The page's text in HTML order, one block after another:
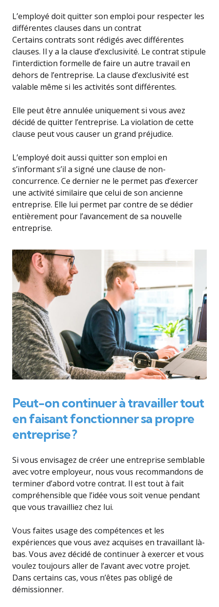
L’employé doit quitter son emploi pour respecter les
différentes clauses dans un contrat
Certains contrats sont rédigés avec différentes
clauses. Il y a la clause d’exclusivité. Le contrat stipule
l’interdiction formelle de faire un autre travail en
dehors de l’entreprise. La clause d’exclusivité est
valable même si les activités sont différentes.
Elle peut être annulée uniquement si vous avez
décidé de quitter l’entreprise. La violation de cette
clause peut vous causer un grand préjudice.
L’employé doit aussi quitter son emploi en
s’informant s’il a signé une clause de non-
concurrence. Ce dernier ne le permet pas d’exercer
une activité similaire que celui de son ancienne
entreprise. Elle lui permet par contre de se dédier
entièrement pour l’avancement de sa nouvelle
entreprise.
Peut-on continuer à travailler tout
en faisant fonctionner sa propre
entreprise ?
Si vous envisagez de créer une entreprise semblable
avec votre employeur, nous vous recommandons de
terminer d’abord votre contrat. Il est tout à fait
compréhensible que l’idée vous soit venue pendant
que vous travailliez chez lui.
Vous faites usage des compétences et les
expériences que vous avez acquises en travaillant là-
bas. Vous avez décidé de continuer à exercer et vous
voulez toujours aller de l’avant avec votre projet.
Dans certains cas, vous n’êtes pas obligé de
démissionner.